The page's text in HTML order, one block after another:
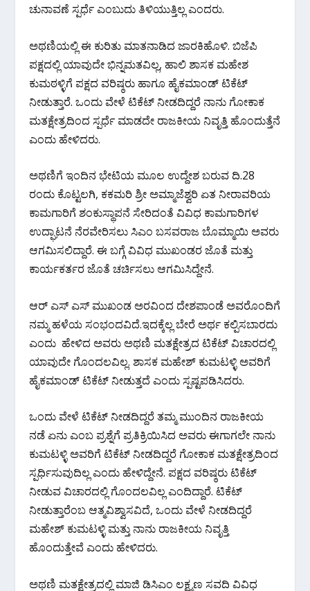
ಚುನಾವಣೆ ಸ್ಪರ್ಧೆ ಎಂಬುದು ತಿಳಿಯುತ್ತಿಲ್ಲ ಎಂದರು.
ಅಥಣಿಯಲ್ಲಿ ಈ ಕುರಿತು ಮಾತನಾಡಿದ ಜಾರಕಿಹೊಳಿ. ಬಿಜೆಪಿ
ಪಕ್ಷದಲ್ಲಿ ಯಾವುದೇ ಭಿನ್ನಮತವಿಲ್ಲ, ಹಾಲಿ ಶಾಸಕ ಮಹೇಶ
ಕುಮಠಳ್ಳಿಗೆ ಪಕ್ಷದ ವರಿಷ್ಠರು ಹಾಗೂ ಹೈಕಮಾಂಡ್ ಟಿಕೆಟ್
ನೀಡುತ್ತಾರೆ. ಒಂದು ವೇಳೆ ಟಿಕೆಟ್ ನೀಡದಿದ್ದರೆ ನಾನು ಗೋಕಾಕ
ಮತಕ್ಷೇತ್ರದಿಂದ ಸ್ಪರ್ಧೆ ಮಾಡದೇ ರಾಜಕೀಯ ನಿವೃತ್ತಿ ಹೊಂದುತ್ತೆನೆ
ಎಂದು ಹೇಳಿದರು.
ಅಥಣಿಗೆ ಇಂದಿನ ಭೇಟಿಯ ಮೂಲ ಉದ್ದೇಶ ಬರುವ ದಿ.28
ರಂದು ಕೊಟ್ಟಲಗಿ, ಕಕಮರಿ ಶ್ರೀ ಅಮ್ಮಾಜೆಶ್ವರಿ‌ ಏತ ನೀರಾವರಿಯ
ಕಾಮಗಾರಿಗೆ ಶಂಕುಸ್ಥಾಪನೆ ಸೇರಿದಂತೆ ವಿವಿಧ ಕಾಮಗಾರಿಗಳ
ಉದ್ಘಾಟನೆ ನೆರವೇರಿಸಲು ಸಿಎಂ ಬಸವರಾಜ ಬೊಮ್ಮಾಯಿ ಅವರು
ಆಗಮಿಸಲಿದ್ದಾರೆ. ಈ ಬಗ್ಗೆ ವಿವಿಧ ಮುಖಂಡರ ಜೊತೆ ಮತ್ತು
ಕಾರ್ಯಕರ್ತರ ಜೊತೆ ಚರ್ಚಿಸಲು ಆಗಮಿಸಿದ್ದೇನೆ.
ಆರ್ ಎಸ್ ಎಸ್ ಮುಖಂಡ ಅರವಿಂದ ದೇಶಪಾಂಡೆ ಅವರೊಂದಿಗೆ
ನಮ್ಮ ಹಳೆಯ ಸಂಭಂದವಿದೆ.ಇದಕ್ಕೆಲ್ಲ ಬೇರೆ ಅರ್ಥ ಕಲ್ಪಿಸಬಾರದು
ಎಂದು ಹೇಳಿದ ಅವರು ಅಥಣಿ ಮತಕ್ಷೇತ್ರದ ಟಿಕೆಟ್ ವಿಚಾರದಲ್ಲಿ
ಯಾವುದೇ ಗೊಂದಲವಿಲ್ಲ. ಶಾಸಕ ಮಹೇಶ್ ಕುಮಟಳ್ಳಿ ಅವರಿಗೆ
ಹೈಕಮಾಂಡ್ ಟಿಕೆಟ್ ನೀಡುತ್ತದೆ ಎಂದು ಸ್ಪಷ್ಟಪಡಿಸಿದರು.
ಒಂದು ವೇಳೆ ಟಿಕೆಟ್ ನೀಡದಿದ್ದರೆ ತಮ್ಮ ಮುಂದಿನ ರಾಜಕೀಯ
ನಡೆ ಏನು ಎಂಬ ಪ್ರಶ್ನೆಗೆ ಪ್ರತಿಕ್ರಿಯಿಸಿದ ಅವರು ಈಗಾಗಲೇ ನಾನು
ಕುಮಟಳ್ಳಿ ಅವರಿಗೆ ಟಿಕೆಟ್ ನೀಡದಿದ್ದರೆ ಗೋಕಾಕ ಮತಕ್ಷೇತ್ರದಿಂದ
ಸ್ಪರ್ಧಿಸುವುದಿಲ್ಲ ಎಂದು ಹೇಳಿದ್ದೇನೆ. ಪಕ್ಷದ ವರಿಷ್ಠರು ಟಿಕೆಟ್
ನೀಡುವ ವಿಚಾರದಲ್ಲಿ ಗೊಂದಲವಿಲ್ಲ ಎಂದಿದ್ದಾರೆ. ಟಿಕೆಟ್
ನೀಡುತ್ತಾರೆಂಬ ಆತ್ಮವಿಶ್ವಾಸವಿದೆ, ಒಂದು ವೇಳೆ ನೀಡದಿದ್ದರೆ
ಮಹೇಶ್ ಕುಮಟಳ್ಳಿ ಮತ್ತು ನಾನು ರಾಜಕೀಯ ನಿವೃತ್ತಿ
ಹೊಂದುತ್ತೇವೆ ಎಂದು ಹೇಳಿದರು.
ಅಥಣಿ ಮತಕ್ಷೇತ್ರದಲ್ಲಿ ಮಾಜಿ ಡಿಸಿಎಂ ಲಕ್ಷ್ಮಣ ಸವದಿ ವಿವಿಧ